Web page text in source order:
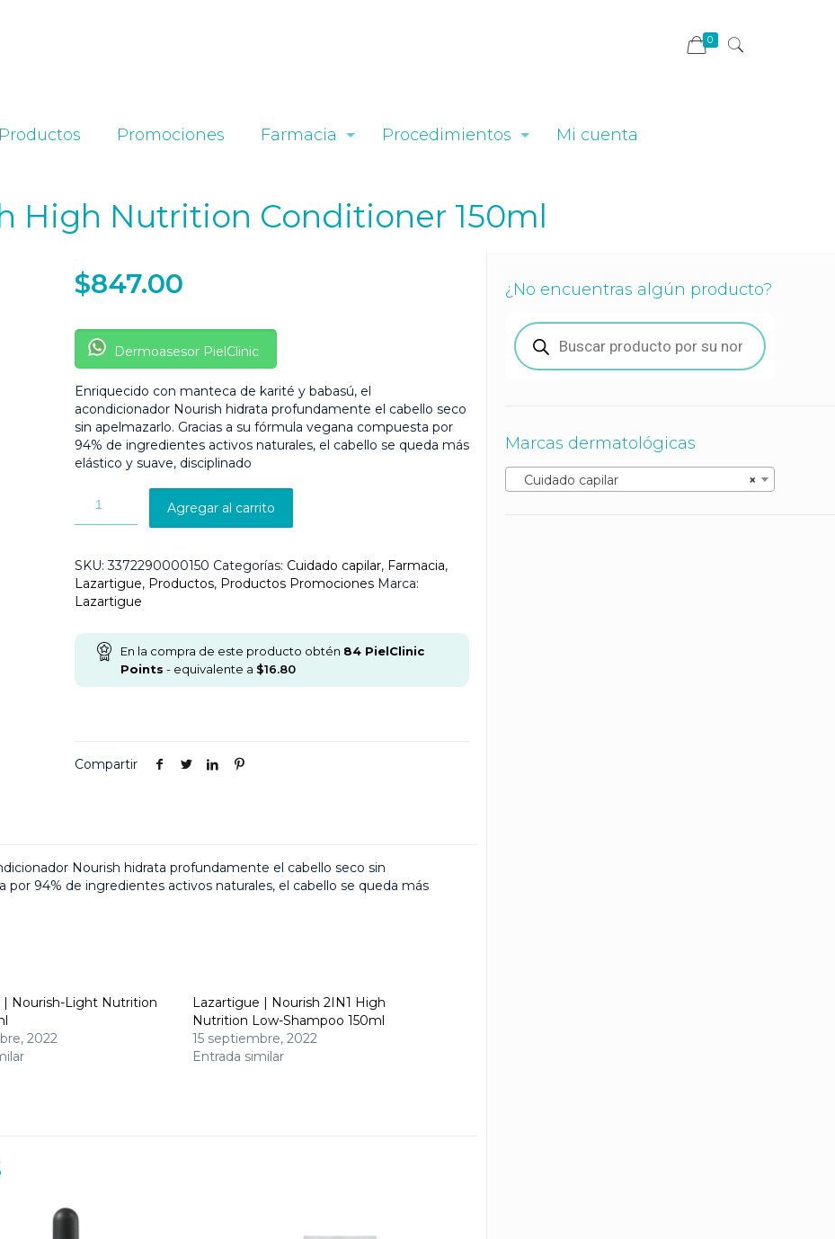
Promociones Farmacia Procedimientos Mi cuenta
0
High Nutrition Conditioner 150ml
$847.00
Dermoasesor PielClinic
Enriquecido con manteca de karité y babasú, el
acondicionador Nourish hidrata profundamente el cabello seco
sin apelmazarlo. Gracias a su fórmula vegana compuesta por
94% de ingredientes activos naturales, el cabello se queda más
elástico y suave, disciplinado
Agregar al carrito
SKU:3372290000150 Categorías: Cuidado capilar, Farmacia,
Lazartigue, Productos, Productos Promociones Marca:
Lazartigue
En la compra de este producto obtén 84PielClinic
Points - equivalente a $16.80
Compartir
Nourish hidrata profundamente el cabello seco sin
por 94% de ingredientes activos naturales, el cabello se queda más
| Nourish-Light Nutrition
2022
Lazartigue | Nourish 2IN1 High
Nutrition Low-Shampoo 150ml
15 septiembre, 2022
Entrada similar
¿No encuentras algún producto?
Búsqueda
de
productos
Marcas dermatológicas
×
Cuidado capilar